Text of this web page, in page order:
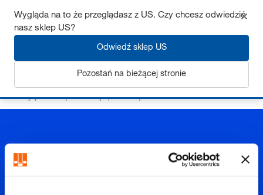
Strona startowa
Elementy prowadzące
Tuleje prowadzące bez kołnierza
Wygląda na to że przeglądasz z US. Czy chcesz odwiedzić
nasz sklep US?
Odwiedź sklep US
Pozostań na bieżącej stronie